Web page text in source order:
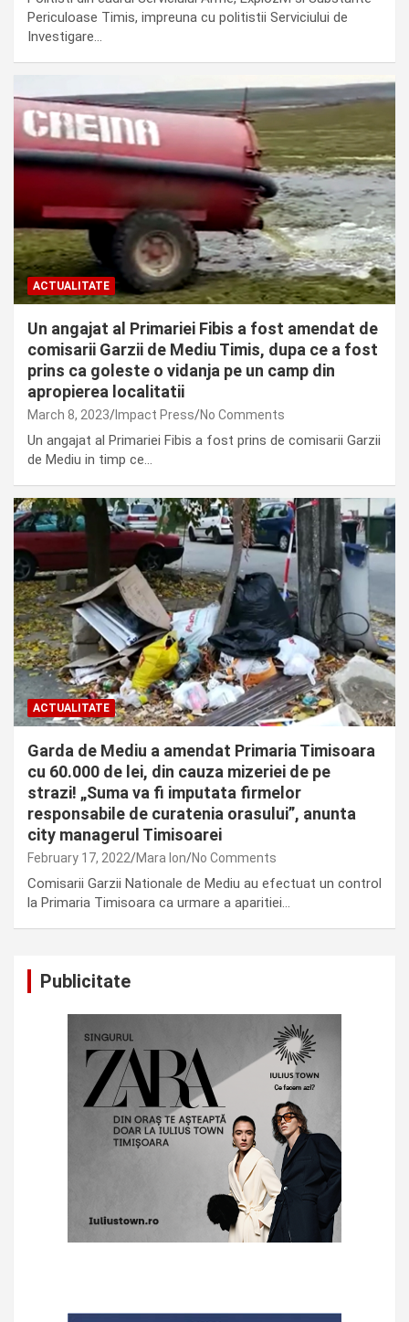
Periculoase Timis, impreuna cu politistii Serviciului de
Investigare…
ACTUALITATE
Un angajat al Primariei Fibis a fost amendat de
comisarii Garzii de Mediu Timis, dupa ce a fost
prins ca goleste o vidanja pe un camp din
apropierea localitatii
March 8, 2023 Impact Press No Comments
Un angajat al Primariei Fibis a fost prins de comisarii Garzii
de Mediu in timp ce…
ACTUALITATE
Garda de Mediu a amendat Primaria Timisoara
cu 60.000 de lei, din cauza mizeriei de pe
strazi! „Suma va fi imputata firmelor
responsabile de curatenia orasului”, anunta
city managerul Timisoarei
February 17, 2022 Mara Ion No Comments
Comisarii Garzii Nationale de Mediu au efectuat un control
la Primaria Timisoara ca urmare a aparitiei…
Publicitate